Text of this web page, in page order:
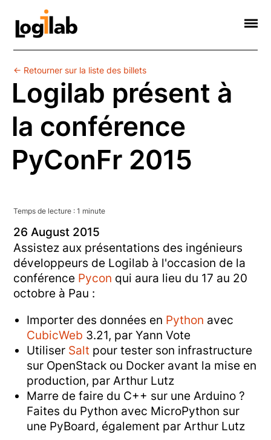
Société
Web Sémantique
Formations
Informatique Scientifique
Contact
← Retourner sur la liste des billets
Logilab présent à
la conférence
PyConFr 2015
Temps de lecture : 1 minute
26 August 2015
Assistez aux présentations des ingénieurs
développeurs de Logilab à l'occasion de la
conférence Pycon qui aura lieu du 17 au 20
octobre à Pau :
Importer des données en Python avec
CubicWeb 3.21, par Yann Vote
Utiliser Salt pour tester son infrastructure
sur OpenStack ou Docker avant la mise en
production, par Arthur Lutz
Marre de faire du C++ sur une Arduino ?
Faites du Python avec MicroPython sur
une PyBoard, également par Arthur Lutz